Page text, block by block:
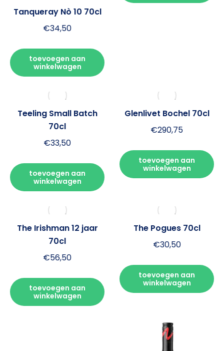
Tanqueray Nò 10 70cl
€34,50
toevoegen aan
winkelwagen
Teeling Small Batch
70cl
€33,50
toevoegen aan
winkelwagen
Glenlivet Bochel 70cl
€290,75
toevoegen aan
winkelwagen
The Irishman 12 jaar
70cl
€56,50
toevoegen aan
winkelwagen
The Pogues 70cl
€30,50
toevoegen aan
winkelwagen